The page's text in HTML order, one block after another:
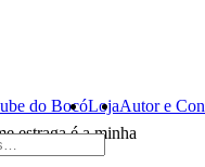
estraga é a minha
do BocóLojaAutor e